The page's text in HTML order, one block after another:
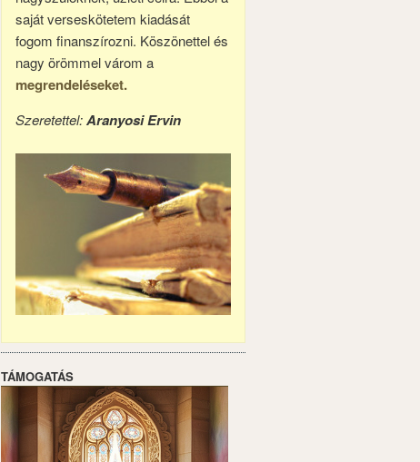
saját verseskötetem kiadását
fogom finanszírozni. Köszönettel és
nagy örömmel várom a
megrendeléseket.
Szeretettel:Aranyosi Ervin
TÁMOGATÁS